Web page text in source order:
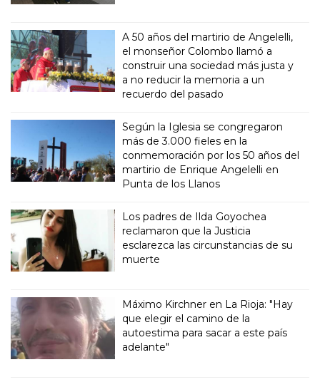
A 50 años del martirio de Angelelli,
el monseñor Colombo llamó a
construir una sociedad más justa y
a no reducir la memoria a un
recuerdo del pasado
Según la Iglesia se congregaron
más de 3.000 fieles en la
conmemoración por los 50 años del
martirio de Enrique Angelelli en
Punta de los Llanos
Los padres de Ilda Goyochea
reclamaron que la Justicia
esclarezca las circunstancias de su
muerte
Máximo Kirchner en La Rioja: "Hay
que elegir el camino de la
autoestima para sacar a este país
adelante"